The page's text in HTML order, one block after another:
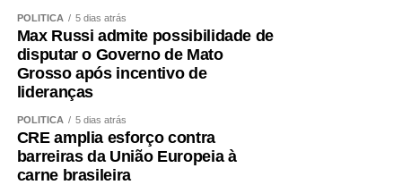
POLÍTICA 5 dias atrás
Max Russi admite possibilidade de
disputar o Governo de Mato
Grosso após incentivo de
lideranças
POLÍTICA 5 dias atrás
CRE amplia esforço contra
barreiras da União Europeia à
carne brasileira